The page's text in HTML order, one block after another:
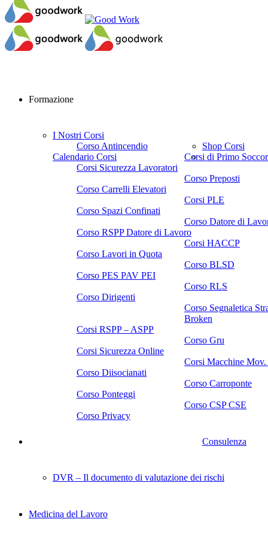
Formazione
I Nostri Corsi
Corso Antincendio
Corsi di Primo
Corsi Sicurezza Lavoratori
Corso Preposti
Corso Carrelli Elevatori
Corsi PLE
Corso Spazi Confinati
Corso Datore di
Corso RSPP Datore di Lavoro
Corsi HACCP
Corso Lavori in Quota
Corso BLSD
Corso PES PAV PEI
Corso RLS
Corso Dirigenti
Corso Segnaletica
Broken
Corsi RSPP – ASPP
Corso Gru
Corsi Sicurezza Online
Corsi Macchine Mov.
Corso Diisocianati
Corso Carroponte
Corso Ponteggi
Corso CSP CSE
Corso Privacy
Shop Corsi
Calendario Corsi
Consulenza
DVR – Il documento di valutazione dei rischi
Medicina del Lavoro